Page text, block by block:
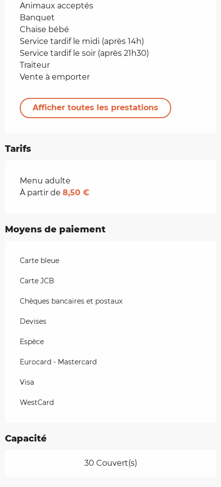
Animaux acceptés
Banquet
Chaise bébé
Service tardif le midi (après 14h)
Service tardif le soir (après 21h30)
Traiteur
Vente à emporter
Afficher toutes les prestations
Tarifs
Tarifs 2026
Menu adulte
À partir de 8,50 €
Moyens de paiement
Carte bleue
Carte JCB
Chèques bancaires et postaux
Devises
Espèce
Eurocard - Mastercard
Visa
WestCard
Capacité
30 Couvert(s)